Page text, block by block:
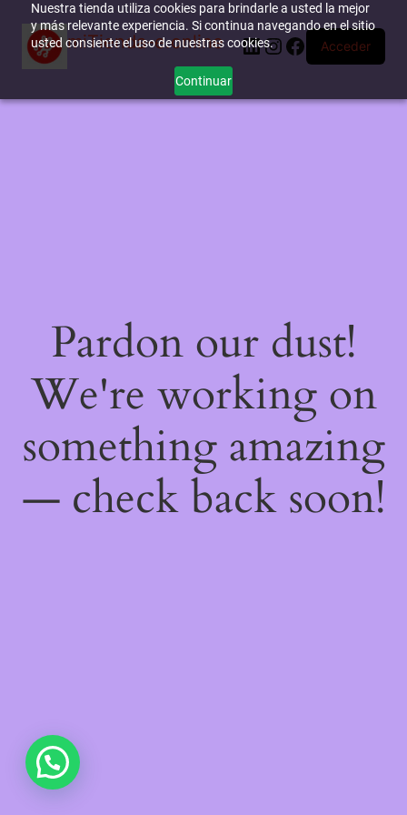
Nuestra tienda utiliza cookies para brindarle a usted la mejor
y más relevante experiencia. Si continua navegando en el sitio
usted consiente el uso de nuestras cookies.
Continuar
miTienda-e.online LinkedIn
Instagram
Facebook
Acceder
Pardon our dust!
We're working on
something amazing
— check back soon!